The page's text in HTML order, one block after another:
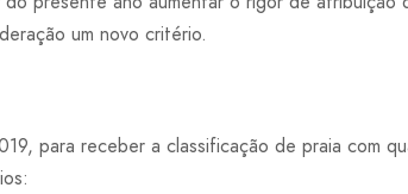
um novo critério.
para receber a classificação de praia com